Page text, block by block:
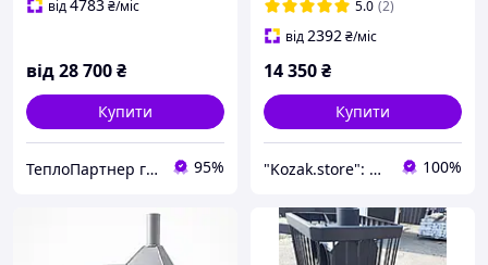
від4783₴/міс
від28 700₴
Купити
ТеплоПартнер група компаній 95%
Кам'янка з
парогенератором
5.0 (2)
від2392₴/міс
14 350₴
Купити
"Kozak.store": Виробник твердопаливних печей для побутового та промислового використання! 100%